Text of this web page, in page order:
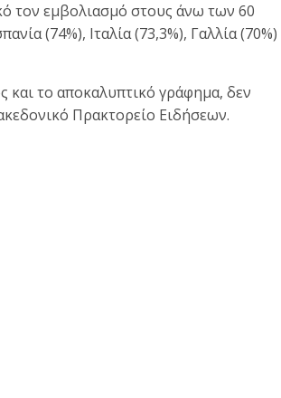
τον εμβολιασμό στους άνω των 60
(74%), Ιταλία (73,3%), Γαλλία (70%)
και το αποκαλυπτικό γράφημα, δεν
Πρακτορείο Ειδήσεων.